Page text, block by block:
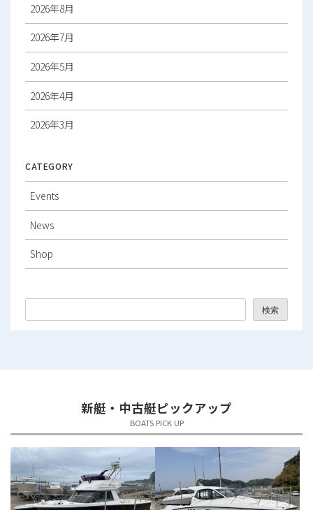
2026年8月
2026年7月
2026年5月
2026年4月
2026年3月
2026年1月
2025年12月
2025年11月
2025年10月
2025年9月
2025年4月
2025年3月
2025年2月
CATEGORY
Events
News
Shop
検索
新艇・中古艇ピックアップ
BOATS PICK UP